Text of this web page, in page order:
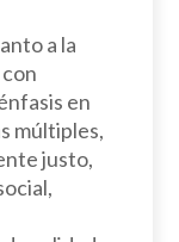
a la
en
múltiples,
justo,